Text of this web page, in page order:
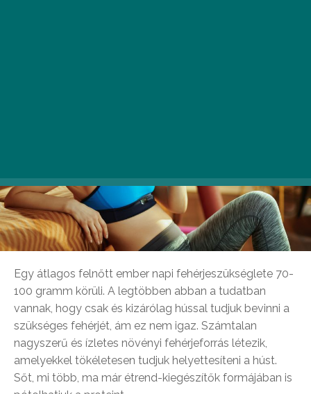
Egy átlagos felnőtt ember napi fehérjeszükséglete 70-
100 gramm körüli. A legtöbben abban a tudatban
vannak, hogy csak és kizárólag hússal tudjuk bevinni a
szükséges fehérjét, ám ez nem igaz. Számtalan
nagyszerű és ízletes növényi fehérjeforrás létezik,
amelyekkel tökéletesen tudjuk helyettesíteni a húst.
Sőt, mi több, ma már étrend-kiegészítők formájában is